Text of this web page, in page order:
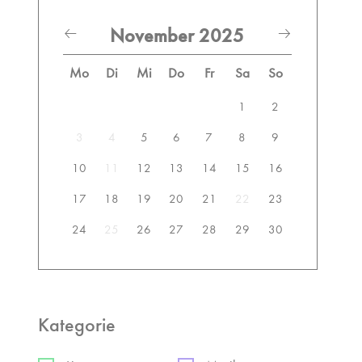
November 2025
Mo Di Mi Do Fr Sa So
1 2
3 4 5 6 7 8 9
10 11 12 13 14 15 16
17 18 19 20 21 22 23
24 25 26 27 28 29 30
Kategorie